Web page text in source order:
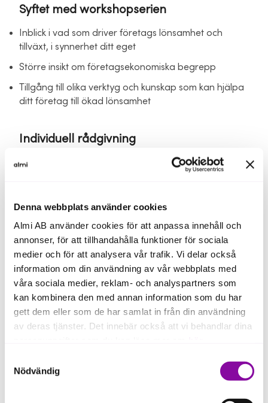
Denna webbplats använder cookies
Almi AB använder cookies för att anpassa innehåll och
annonser, för att tillhandahålla funktioner för sociala
medier och för att analysera vår trafik. Vi delar också
information om din användning av vår webbplats med
våra sociala medier, reklam- och analyspartners som
kan kombinera den med annan information som du har
gett dem eller som de har samlat in från din användning
av deras tjänster. Det innebär också att vi behandlar dina
Om du klickar på avvisa kommer användning av kakor
eller delning av information enligt ovan, inte att ske,
förutom för kakor som är nödvändiga för att hemsidan
Nödvändig
Syftet med workshopserien
Inblick i vad som driver företags lönsamhet och
tillväxt, i synnerhet ditt eget
Större insikt om företagsekonomiska begrepp
Tillgång till olika verktyg och kunskap som kan hjälpa
ditt företag till ökad lönsamhet
Individuell rådgivning
Deltagande företag (aktiebolag med minst ett
bokslut) ges möjlighet till individuell affärsrådgivning
ekonomiska nuläge på ett enklare sätt än med
för den egna ekonomin, risker/utmaningar och
lönsamhet.
Kostnad
Workshopserien är kostnadsfri och inkluderar ett
försumbart stöd på 12 000 kr.